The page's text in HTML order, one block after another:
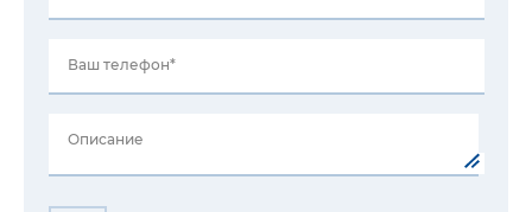
Ваш телефон*
Описание